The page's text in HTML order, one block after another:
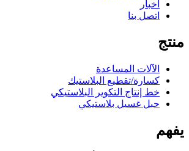
أخبار
اتصل بنا
منتج
الآلات المساعدة
كسارة/تقطيع البلاستيك
خط إنتاج التكوير البلاستيكي
حبل غسيل بلاستيكي
يفهم